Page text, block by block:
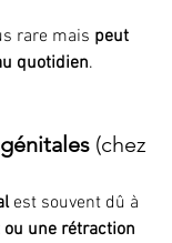
rare mais peut
quotidien.
(chez
est souvent dû à
une rétraction